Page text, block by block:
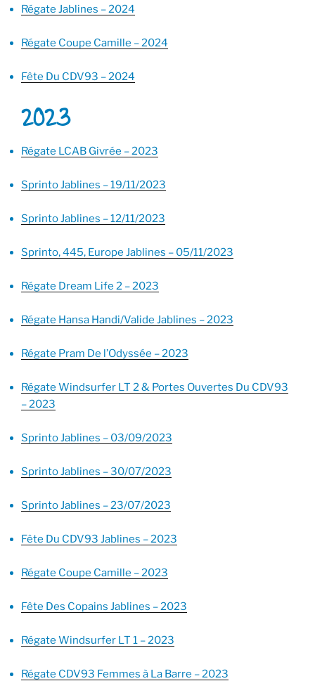
Régate Jablines – 2024
Régate Coupe Camille – 2024
Fête Du CDV93 – 2024
2023
Régate LCAB Givrée – 2023
Sprinto Jablines – 19/11/2023
Sprinto Jablines – 12/11/2023
Sprinto, 445, Europe Jablines – 05/11/2023
Régate Dream Life 2 – 2023
Régate Hansa Handi/Valide Jablines – 2023
Régate Pram De l’Odyssée – 2023
Régate Windsurfer LT 2 & Portes Ouvertes Du CDV93
– 2023
Sprinto Jablines – 03/09/2023
Sprinto Jablines – 30/07/2023
Sprinto Jablines – 23/07/2023
Fête Du CDV93 Jablines – 2023
Régate Coupe Camille – 2023
Fête Des Copains Jablines – 2023
Régate Windsurfer LT 1 – 2023
Régate CDV93 Femmes à La Barre – 2023